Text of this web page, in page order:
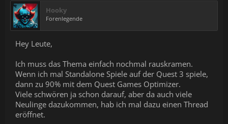
Hooky
Forenlegende
Hey Leute,
Ich muss das Thema einfach nochmal rauskramen.
Wenn ich mal Standalone Spiele auf der Quest 3 spiele,
dann zu 90% mit dem Quest Games Optimizer.
Viele schwören ja schon darauf, aber da auch viele
Neulinge dazukommen, hab ich mal dazu einen Thread
eröffnet.